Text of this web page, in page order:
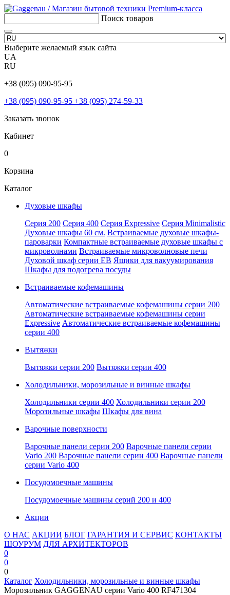
Поиск товаров
Выберите желаемый язык сайта
UA
RU
+38 (095) 090-95-95
+38 (095) 090-95-95 +38 (095) 274-59-33
Заказать звонок
Кабинет
0
Корзина
Каталог
Духовые шкафы
Серия 200 Серия 400 Серия Expressive Серия Minimalistic
Духовые шкафы 60 см. Встраиваемые духовые шкафы-
пароварки Компактные встраиваемые духовые шкафы с
микроволнами Встраиваемые микроволновые печи
Духовой шкаф серии EB Ящики для вакуумирования
Шкафы для подогрева посуды
Встраиваемые кофемашины
Автоматические встраиваемые кофемашины серии 200
Автоматические встраиваемые кофемашины серии
Expressive Автоматические встраиваемые кофемашины
серии 400
Вытяжки
Вытяжки серии 200 Вытяжки серии 400
Холодильники, морозильные и винные шкафы
Холодильники серии 400 Холодильники серии 200
Морозильные шкафы Шкафы для вина
Варочные поверхности
Варочные панели серии 200 Варочные панели серии
Vario 200 Варочные панели серии 400 Варочные панели
серии Vario 400
Посудомоечные машины
Посудомоечные машины серий 200 и 400
Акции
О НАС АКЦИИ БЛОГ ГАРАНТИЯ И СЕРВИС КОНТАКТЫ
ШОУРУМ ДЛЯ АРХИТЕКТОРОВ
0
0
0
Каталог Холодильники, морозильные и винные шкафы
Морозильник GAGGENAU серии Vario 400 RF471304